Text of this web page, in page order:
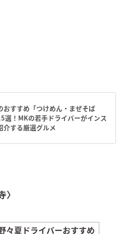
おすすめ「つけめん・まぜそば
選！MKの若手ドライバーがインス
介する厳選グルメ
々夏 ドライバーおすすめ